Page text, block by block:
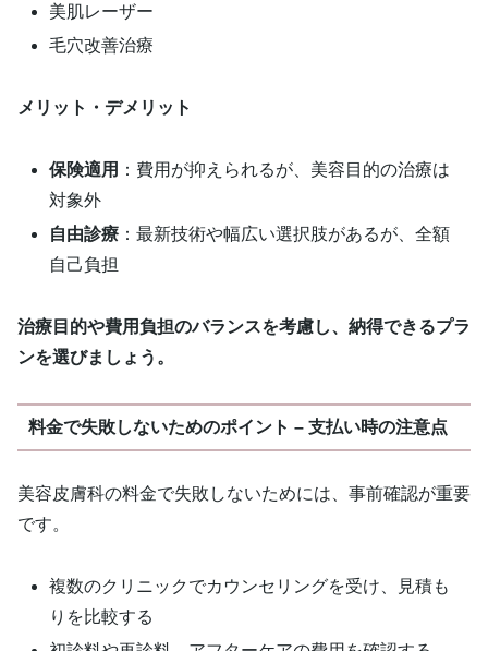
美肌レーザー
毛穴改善治療
メリット・デメリット
保険適用 ：費用が抑えられるが、美容目的の治療は
対象外
自由診療 ：最新技術や幅広い選択肢があるが、全額
自己負担
治療目的や費用負担のバランスを考慮し、納得できるプラ
ンを選びましょう。
料金で失敗しないためのポイント – 支払い時の注意点
美容皮膚科の料金で失敗しないためには、事前確認が重要
です。
複数のクリニックでカウンセリングを受け、見積も
りを比較する